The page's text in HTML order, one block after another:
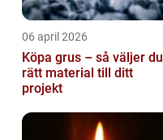
06 april 2026
Köpa grus – så väljer du
rätt material till ditt
projekt